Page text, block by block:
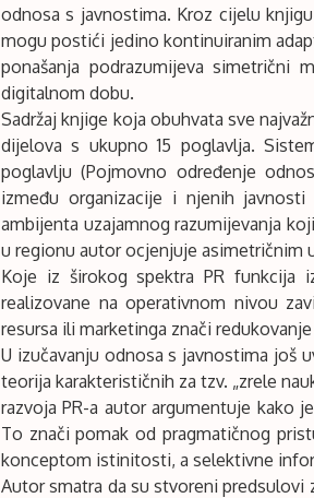
odnosa s javnostima. Kroz cijelu
mogu postići jedino kontinuiranim
ponašanja podrazumijeva
digitalnom dobu.
Sadržaj knjige koja obuhvata sve
dijelova s ukupno 15 poglavlja.
poglavlju (Pojmovno određenje
između organizacije i njenih
ambijenta uzajamnog razumijevanja
u regionu autor ocjenjuje asimetričnim
Koje iz širokog spektra PR funkcija
realizovane na operativnom nivou
resursa ili marketinga znači
U izučavanju odnosa s javnostima još
teorija karakterističnih za tzv. „zrele
razvoja PR-a autor argumentuje kako
To znači pomak od pragmatičnog
konceptom istinitosti, a selektivne
Autor smatra da su stvoreni